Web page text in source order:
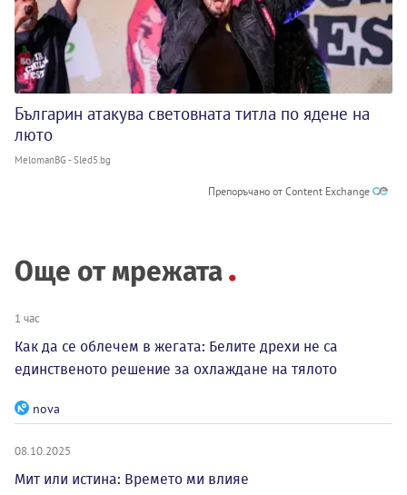
Българин атакува световната титла по ядене на
люто
MelomanBG - Sled5.bg
Препоръчано от Content Exchange
Още от мрежата
1 час
Как да се облечем в жегата: Белите дрехи не са
единственото решение за охлаждане на тялото
nova
08.10.2025
Мит или истина: Времето ми влияе